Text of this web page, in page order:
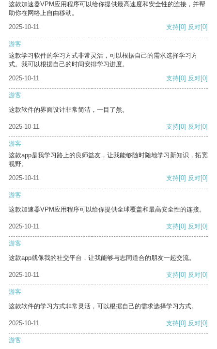
这款加速器VPM应用程序可以给你提供最高速度和安全性的连接，并帮
助你在网络上自由移动。
2025-10-11
支持[0] 反对[0]
游客
这款学习软件的学习方式非常灵活，可以根据自己的需求选择学习方
式。我可以根据自己的时间安排学习进度。
2025-10-11
支持[0] 反对[0]
游客
这款软件的界面设计非常简洁，一目了然。
2025-10-11 支持[0] 反对[0]
游客
这款app是我学习路上的良师益友，让我能够随时随地学习新知识，拓宽
视野。
2025-10-11
支持[0] 反对[0]
游客
这款加速器VPM应用程序可以给你提供全球覆盖和最高安全性的连接。
2025-10-11 支持[0] 反对[0]
游客
这款app就像我的社交平台，让我能够与志同道合的朋友一起交流。
2025-10-11 支持[0] 反对[0]
游客
这款软件的学习方式非常灵活，可以根据自己的需求选择学习方式。
2025-10-11 支持[0] 反对[0]
游客